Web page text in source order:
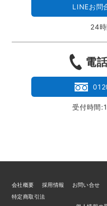
LINEお問
24
電
受付時間
会社概要 採用情報 お問い合せ
特定商取引法